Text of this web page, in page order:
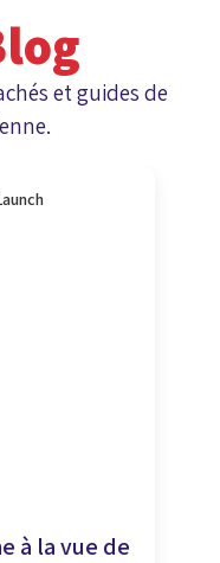
et guides de
à la vue de